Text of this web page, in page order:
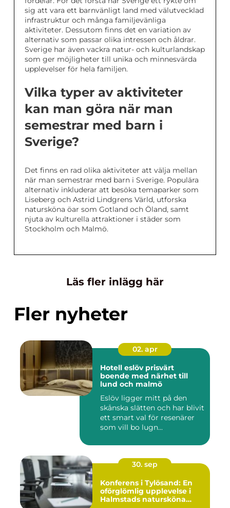
sig att vara ett barnvänligt land med välutvecklad
infrastruktur och många familjevänliga
aktiviteter. Dessutom finns det en variation av
alternativ som passar olika intressen och åldrar.
Sverige har även vackra natur- och kulturlandskap
som ger möjligheter till unika och minnesvärda
upplevelser för hela familjen.
Vilka typer av aktiviteter
kan man göra när man
semestrar med barn i
Sverige?
Det finns en rad olika aktiviteter att välja mellan
när man semestrar med barn i Sverige. Populära
alternativ inkluderar att besöka temaparker som
Liseberg och Astrid Lindgrens Värld, utforska
natursköna öar som Gotland och Öland, samt
njuta av kulturella attraktioner i städer som
Stockholm och Malmö.
Läs fler inlägg här
Fler nyheter
02. apr
Hotell eslöv prisvärt
boende med närhet till
lund och malmö
Eslöv ligger mitt på den
skånska slätten och har blivit
ett smart val för resenärer
som vill bo lugn...
30. sep
Konferens i Tylösand: En
oförglömlig upplevelse i
Halmstads natursköna